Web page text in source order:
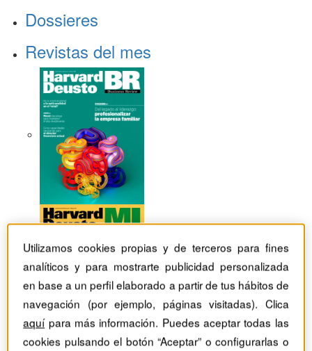
Dossieres
Revistas del mes
Utilizamos cookies propias y de terceros para fines
analíticos y para mostrarte publicidad personalizada
en base a un perfil elaborado a partir de tus hábitos de
navegación (por ejemplo, páginas visitadas). Clica
aquípara más información. Puedes aceptar todas las
cookies pulsando el botón “Aceptar” o configurarlas o